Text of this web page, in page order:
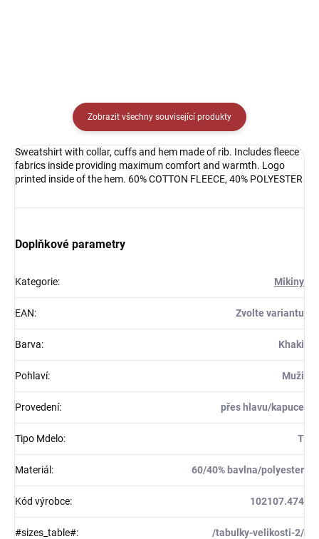
Zobrazit všechny související produkty
Sweatshirt with collar, cuffs and hem made of rib. Includes fleece
fabrics inside providing maximum comfort and warmth. Logo
printed inside of the hem. 60% COTTON FLEECE, 40% POLYESTER
Doplňkové parametry
Kategorie: Mikiny
EAN: Zvolte variantu
Barva: Khaki
Pohlaví: Muži
Provedení: přes hlavu/kapuce
Tipo Mdelo: T
Materiál : 60/40% bavlna/polyester
Kód výrobce: 102107.474
#sizes_table#: /tabulky-velikosti-2/